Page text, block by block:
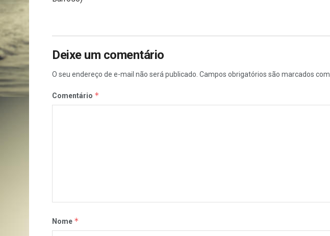
Deixe um comentário
O seu endereço de e-mail não será publicado. Campos obrigatórios são marcados com
Comentário *
Nome *